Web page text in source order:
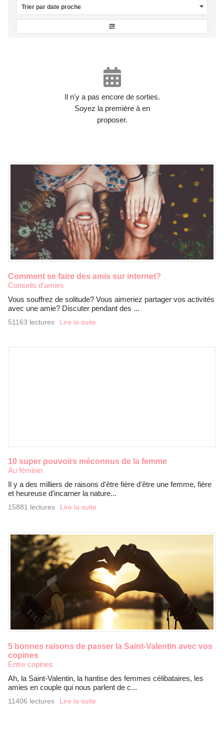
Trier par date proche
Il n'y a pas encore de sorties.
Soyez la première à en
proposer.
Comment se faire des amis sur internet?
Conseils d'amies
Vous souffrez de solitude? Vous aimeriez partager vos activités
avec une amie? Discuter pendant des ...
51163 lectures Lire la suite
10 super pouvoirs méconnus de la femme
Au féminin
Il y a des milliers de raisons d'être fière d'être une femme, fière
et heureuse d'incarner la nature...
15881 lectures Lire la suite
5 bonnes raisons de passer la Saint-Valentin avec vos
copines
Entre copines
Ah, la Saint-Valentin, la hantise des femmes célibataires, les
amies en couple qui nous parlent de c...
11406 lectures Lire la suite